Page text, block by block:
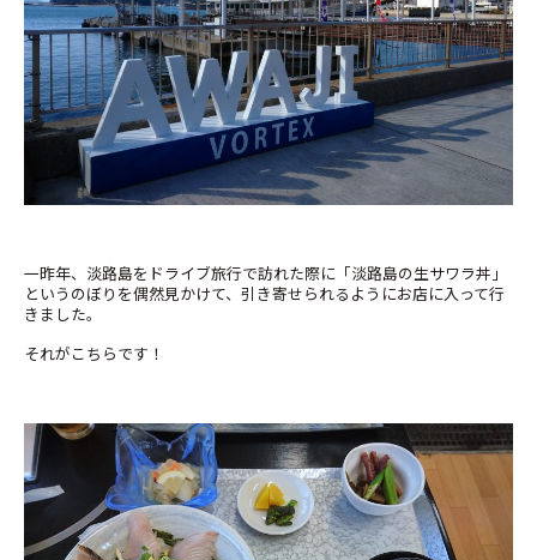
一昨年、淡路島をドライブ旅行で訪れた際に「淡路島の生サワラ丼」
というのぼりを偶然見かけて、引き寄せられるようにお店に入って行
きました。
それがこちらです！